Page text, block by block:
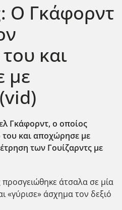
Ο Γκάφορντ
και
με
Γκάφορντ, ο οποίος
του και αποχώρησε με
των Γουίζαρντς με
άτσαλα σε μία
«γύρισε» άσχημα τον δεξιό